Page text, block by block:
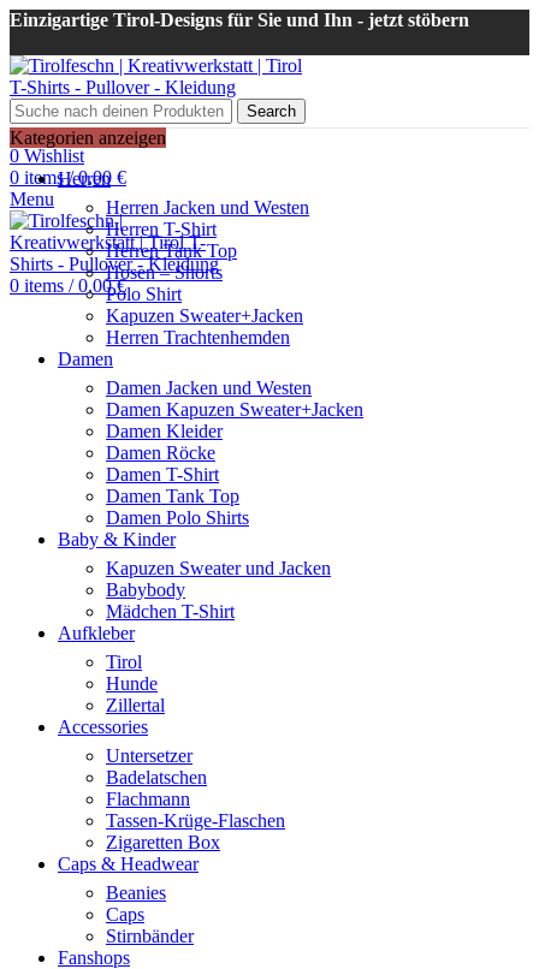
Einzigartige Tirol-Designs für Sie und Ihn - jetzt stöbern
Search
Login / Register
0 Wishlist
0 items / 0,00 €
Menu
0 items / 0,00€
Kategorien anzeigen
Herren
Herren Jacken und Westen
Herren T-Shirt
Herren Tank Top
Hosen – Shorts
Polo Shirt
Kapuzen Sweater+Jacken
Herren Trachtenhemden
Damen
Damen Jacken und Westen
Damen Kapuzen Sweater+Jacken
Damen Kleider
Damen Röcke
Damen T-Shirt
Damen Tank Top
Damen Polo Shirts
Baby & Kinder
Kapuzen Sweater und Jacken
Babybody
Mädchen T-Shirt
Aufkleber
Tirol
Hunde
Zillertal
Accessories
Untersetzer
Badelatschen
Flachmann
Tassen-Krüge-Flaschen
Zigaretten Box
Caps & Headwear
Beanies
Caps
Stirnbänder
Fanshops